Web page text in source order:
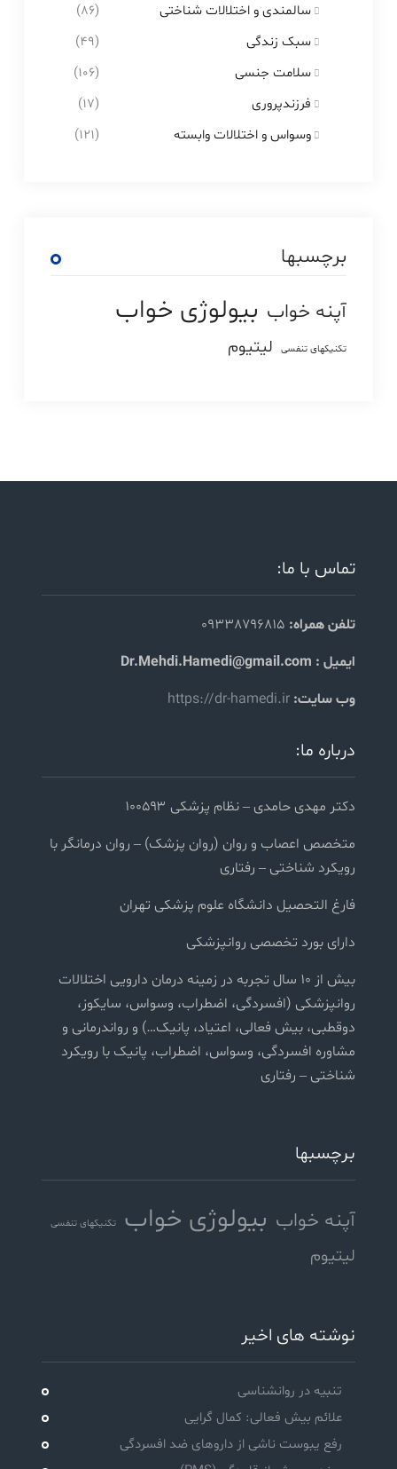
سالمندی و اختلالات شناختی
(86)
سبک زندگی
(49)
سلامت جنسی
(106)
فرزندپروری
(17)
وسواس و اختلالات وابسته
(121)
برچسبها
آپنه خواب بیولوژی خواب
تکنیکهای تنفسی لیتیوم
تماس با ما:
تلفن همراه: 09338796815
ایمیل : Dr.Mehdi.Hamedi@gmail.com
وب سایت: https://dr-hamedi.ir
درباره ما:
دکتر مهدی حامدی – نظام پزشکی ۱۰۰۵۹۳
متخصص اعصاب و روان (روان پزشک) – روان درمانگر با
رویکرد شناختی – رفتاری
فارغ التحصیل دانشگاه علوم پزشکی تهران
دارای بورد تخصصی روانپزشکی
بیش از ۱۰ سال تجربه در زمینه درمان دارویی اختلالات
روانپزشکی (افسردگی، اضطراب، وسواس، سایکوز،
دوقطبی، بیش فعالی، اعتیاد، پانیک…) و رواندرمانی و
مشاوره افسردگی، وسواس، اضطراب، پانیک با رویکرد
شناختی – رفتاری
برچسبها
آپنه خواب بیولوژی خواب تکنیکهای تنفسی
لیتیوم
نوشته های اخیر
تنبیه در روانشناسی
علائم بیش فعالی: کمال گرایی
رفع یبوست ناشی از داروهای ضد افسردگی